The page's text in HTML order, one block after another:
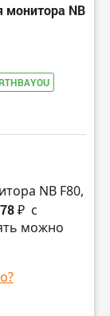
монитора NB
NB F80,
₽ с
можно